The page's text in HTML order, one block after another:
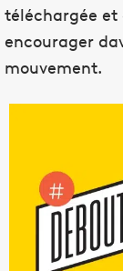
téléchargée et
encourager
mouvement.